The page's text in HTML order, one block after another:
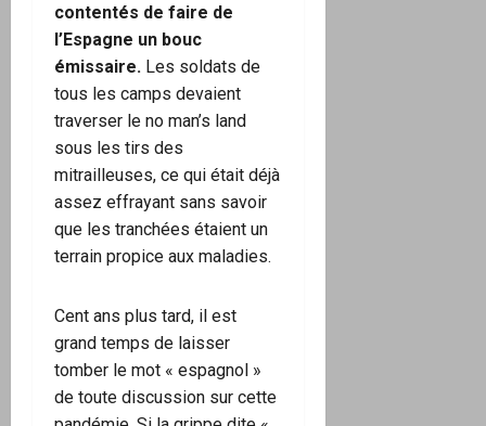
contentés de faire de
l’Espagne un bouc
émissaire. Les soldats de
tous les camps devaient
traverser le no man’s land
sous les tirs des
mitrailleuses, ce qui était déjà
assez effrayant sans savoir
que les tranchées étaient un
terrain propice aux maladies.
Cent ans plus tard, il est
grand temps de laisser
tomber le mot « espagnol »
de toute discussion sur cette